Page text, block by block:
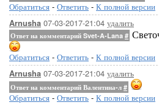
Обратиться - Ответить - К полной версии
Arnusha 07-03-2017-21:04 удалить
Ответ на комментарий Svet-A-Lana #
Обратиться - Ответить - К полной версии
Arnusha 07-03-2017-21:04 удалить
Ответ на комментарий Валентина-л #
Обратиться - Ответить - К полной версии